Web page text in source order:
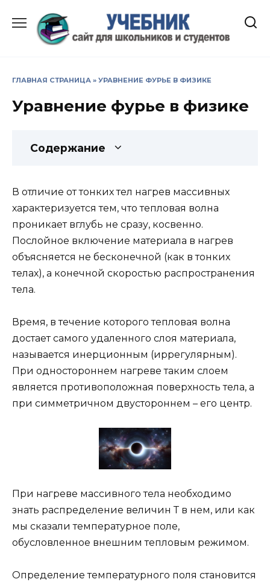
содержанию
ГЛАВНАЯ СТРАНИЦА » УРАВНЕНИЕ ФУРЬЕ В ФИЗИКЕ
Уравнение фурье в физике
Содержание
В отличие от тонких тел нагрев массивных
характеризуется тем, что тепловая волна
проникает вглубь не сразу, косвенно.
Послойное включение материала в нагрев
объясняется не бесконечной (как в тонких
телах), а конечной скоростью распространения
тела.
Время, в течение которого тепловая волна
достает самого удаленного слоя материала,
называется инерционным (иррегулярным).
При одностороннем нагреве таким слоем
является противоположная поверхность тела, а
при симметричном двустороннем – его центр.
При нагреве массивного тела необходимо
знать распределение величин Т в нем, или как
мы сказали температурное поле,
обусловленное внешним тепловым режимом.
Определение температурного поля становится